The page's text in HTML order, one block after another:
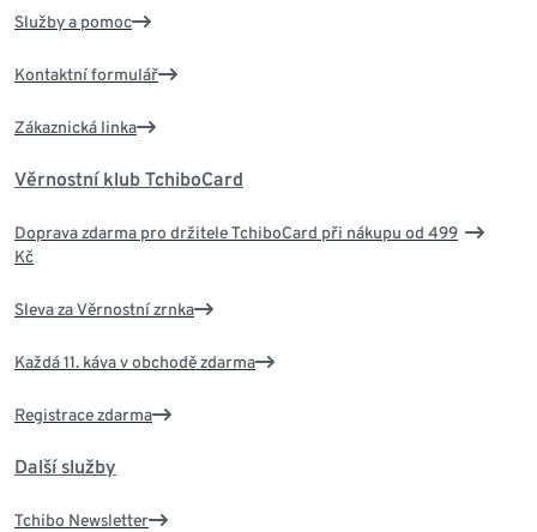
Služby a pomoc
Kontaktní formulář
Zákaznická linka
Věrnostní klub TchiboCard
Doprava zdarma pro držitele TchiboCard při nákupu od 499
Kč
Sleva za Věrnostní zrnka
Každá 11. káva v obchodě zdarma
Registrace zdarma
Další služby
Tchibo Newsletter